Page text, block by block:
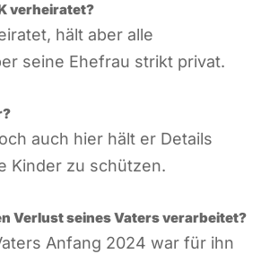
verheiratet?
hält aber alle
seine Ehefrau strikt privat.
auch hier hält er Details
Kinder zu schützen.
Verlust seines Vaters verarbeitet?
Anfang 2024 war für ihn